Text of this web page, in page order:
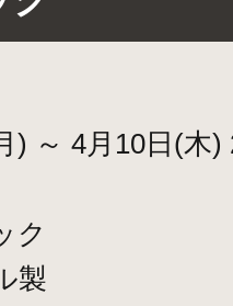
) ～ 4月10日(木)
ク
製